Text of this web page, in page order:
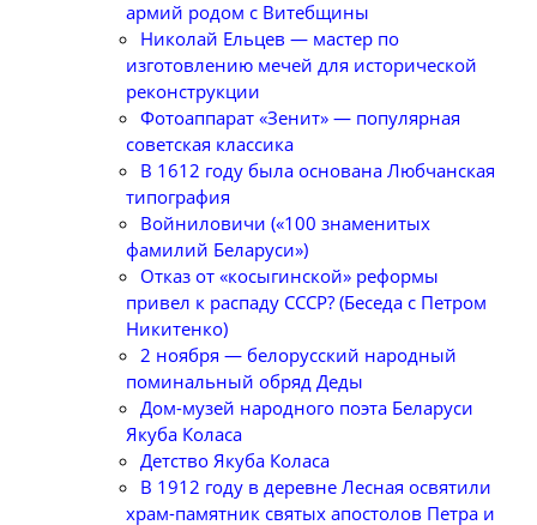
армий родом с Витебщины
Николай Ельцев — мастер по
изготовлению мечей для исторической
реконструкции
Фотоаппарат «Зенит» — популярная
советская классика
В 1612 году была основана Любчанская
типография
Войниловичи («100 знаменитых
фамилий Беларуси»)
Отказ от «косыгинской» реформы
привел к распаду СССР? (Беседа с Петром
Никитенко)
2 ноября — белорусский народный
поминальный обряд Деды
Дом-музей народного поэта Беларуси
Якуба Коласа
Детство Якуба Коласа
В 1912 году в деревне Лесная освятили
храм-памятник святых апостолов Петра и